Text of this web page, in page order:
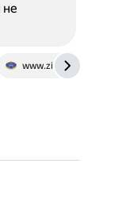
www.zinref.ru
не